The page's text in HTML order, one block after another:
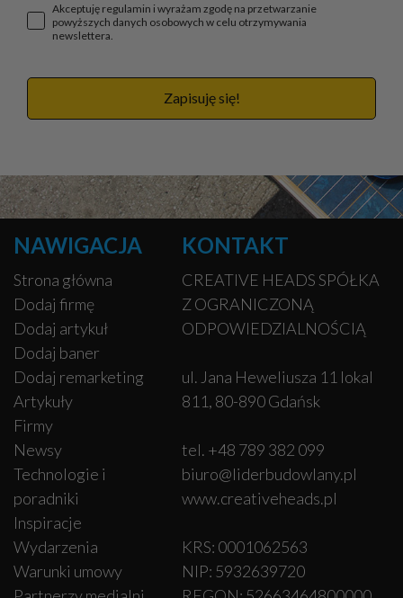
Akceptuję regulamin i wyrażam zgodę na przetwarzanie
powyższych danych osobowych w celu otrzymywania
newslettera.
Zapisuję się!
NAWIGACJA
Strona główna
Dodaj firmę
Dodaj artykuł
Dodaj baner
Dodaj remarketing
Artykuły
Firmy
Newsy
Technologie i
poradniki
Inspiracje
Wydarzenia
Warunki umowy
KONTAKT
CREATIVE HEADS SPÓŁKA
Z OGRANICZONĄ
ODPOWIEDZIALNOŚCIĄ
ul. Jana Heweliusza 11 lokal
811, 80-890 Gdańsk
tel. +48 789 382 099
biuro@liderbudowlany.pl
www.creativeheads.pl
KRS: 0001062563
NIP: 5932639720